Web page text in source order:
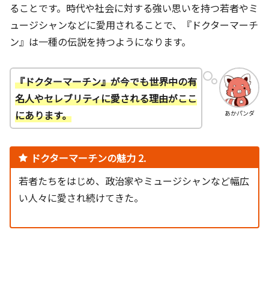
ることです。時代や社会に対する強い思いを持つ若者やミ
ュージシャンなどに愛用されることで、『ドクターマーチ
ン』は一種の伝説を持つようになります。
あかパンダ
『ドクターマーチン』が今でも世界中の有
名人やセレブリティに愛される理由がここ
にあります。
ドクターマーチンの魅力 2.
若者たちをはじめ、政治家やミュージシャンなど幅広
い人々に愛され続けてきた。